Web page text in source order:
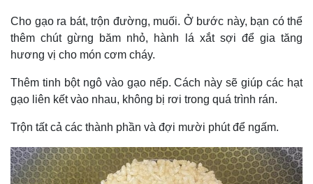
Kinh tế
Thị trường
Cho gạo ra bát, trộn đường, muối. Ở bước này, bạn có thể
thêm chút gừng băm nhỏ, hành lá xắt sợi để gia tăng
hương vị cho món cơm cháy.
Thêm tinh bột ngô vào gạo nếp. Cách này sẽ giúp các hạt
gạo liên kết vào nhau, không bị rơi trong quá trình rán.
Trộn tất cả các thành phần và đợi mười phút để ngấm.